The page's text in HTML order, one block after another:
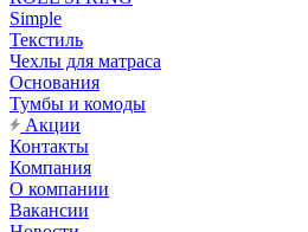
Simple
Текстиль
Чехлы для матраса
Основания
Тумбы и комоды
Акции
Контакты
Компания
О компании
Вакансии